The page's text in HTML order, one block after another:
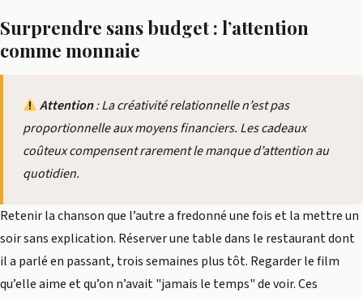
Surprendre sans budget : l’attention
comme monnaie
Attention: La créativité relationnelle n’est pas
proportionnelle aux moyens financiers. Les cadeaux
coûteux compensent rarement le manque d’attention au
quotidien.
Retenir la chanson que l’autre a fredonné une fois et la mettre un
soir sans explication. Réserver une table dans le restaurant dont
il a parlé en passant, trois semaines plus tôt. Regarder le film
qu’elle aime et qu’on n’avait "jamais le temps" de voir. Ces